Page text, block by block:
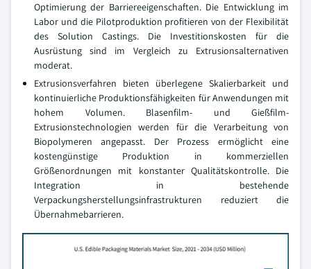
Optimierung der Barriereeigenschaften. Die Entwicklung im
Labor und die Pilotproduktion profitieren von der Flexibilität
des Solution Castings. Die Investitionskosten für die
Ausrüstung sind im Vergleich zu Extrusionsalternativen
moderat.
Extrusionsverfahren bieten überlegene Skalierbarkeit und
kontinuierliche Produktionsfähigkeiten für Anwendungen mit
hohem Volumen. Blasenfilm- und Gießfilm-
Extrusionstechnologien werden für die Verarbeitung von
Biopolymeren angepasst. Der Prozess ermöglicht eine
kostengünstige Produktion in kommerziellen
Größenordnungen mit konstanter Qualitätskontrolle. Die
Integration in bestehende
Verpackungsherstellungsinfrastrukturen reduziert die
Übernahmebarrieren.